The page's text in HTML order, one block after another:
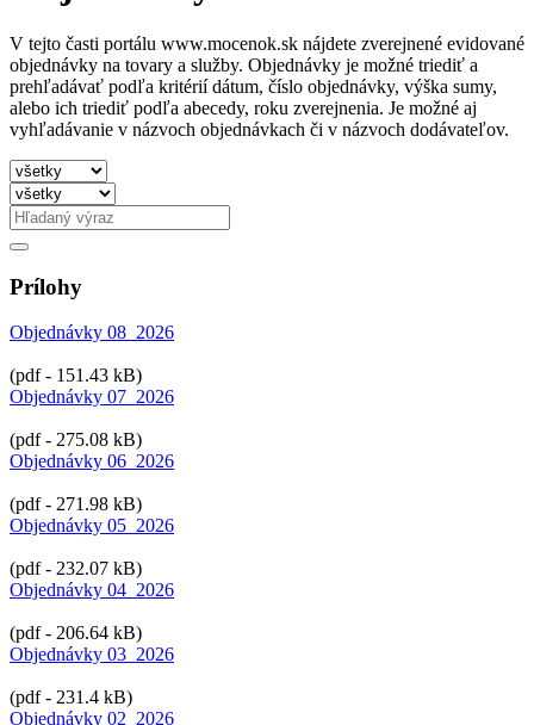
V tejto časti portálu www.mocenok.sk nájdete zverejnené evidované
objednávky na tovary a služby. Objednávky je možné triediť a
prehľadávať podľa kritérií dátum, číslo objednávky, výška sumy,
alebo ich triediť podľa abecedy, roku zverejnenia. Je možné aj
vyhľadávanie v názvoch objednávkach či v názvoch dodávateľov.
Prílohy
Objednávky 08_2026
(pdf - 151.43 kB)
Objednávky 07_2026
(pdf - 275.08 kB)
Objednávky 06_2026
(pdf - 271.98 kB)
Objednávky 05_2026
(pdf - 232.07 kB)
Objednávky 04_2026
(pdf - 206.64 kB)
Objednávky 03_2026
(pdf - 231.4 kB)
Objednávky 02_2026